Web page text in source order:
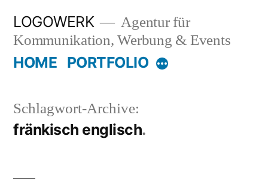
Inhalt
springen
LOGOWERK
Agentur für
Kommunikation, Werbung & Events
HOME PORTFOLIO Mehr
Schlagwort-Archive:
fränkisch englisch